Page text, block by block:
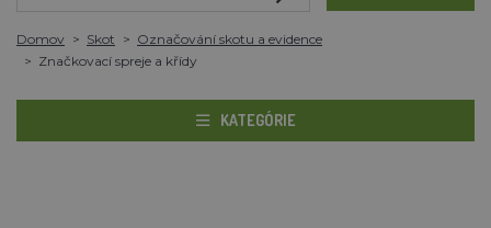
Domov Skot
Označování skotu a evidence
Značkovací spreje a křídy
KATEGÓRIE